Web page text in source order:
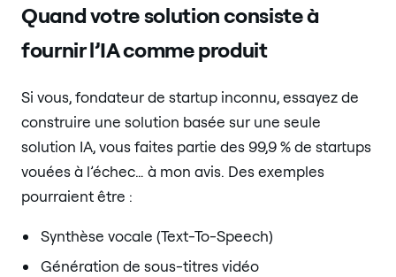
Quand votre solution consiste à
fournir l’IA comme produit
Si vous, fondateur de startup inconnu, essayez de
construire une solution basée sur une seule
solution IA, vous faites partie des 99,9 % de startups
vouées à l’échec… à mon avis. Des exemples
pourraient être :
Synthèse vocale (Text-To-Speech)
Génération de sous-titres vidéo